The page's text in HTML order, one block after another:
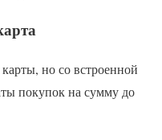
но со встроенной
покупок на сумму до